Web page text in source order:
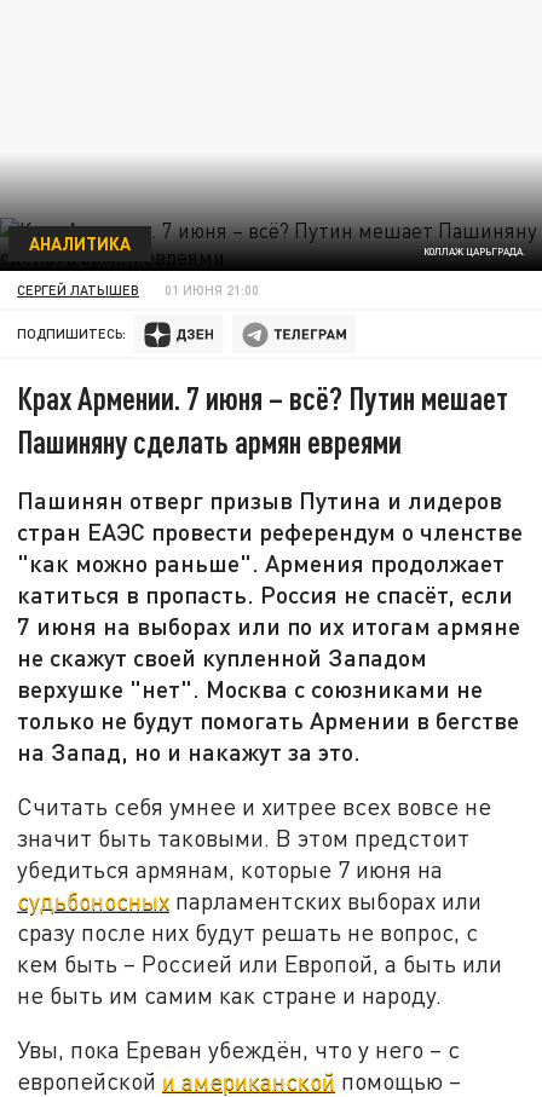
КОЛЛАЖ ЦАРЬГРАДА.
АНАЛИТИКА
СЕРГЕЙ ЛАТЫШЕВ 01 ИЮНЯ 21:00
ПОДПИШИТЕСЬ:
Крах Армении. 7 июня – всё? Путин мешает
Пашиняну сделать армян евреями
Пашинян отверг призыв Путина и лидеров
стран ЕАЭС провести референдум о членстве
"как можно раньше". Армения продолжает
катиться в пропасть. Россия не спасёт, если
7 июня на выборах или по их итогам армяне
не скажут своей купленной Западом
верхушке "нет". Москва с союзниками не
только не будут помогать Армении в бегстве
на Запад, но и накажут за это.
Считать себя умнее и хитрее всех вовсе не
значит быть таковыми. В этом предстоит
убедиться армянам, которые 7 июня на
судьбоносных парламентских выборах или
сразу после них будут решать не вопрос, с
кем быть – Россией или Европой, а быть или
не быть им самим как стране и народу.
Увы, пока Ереван убеждён, что у него – с
европейской и американской помощью –